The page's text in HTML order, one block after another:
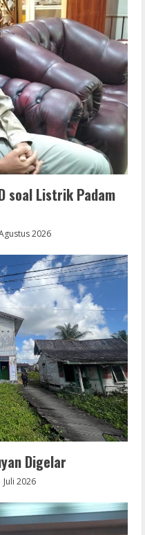
soal Listrik Padam
2026
Digelar
Juli 2026